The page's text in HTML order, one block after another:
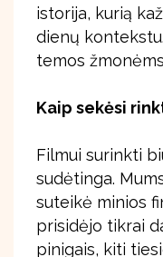
istorija, kurią
dienų
temos
Kaip sekėsi
Filmui surinkti
sudėtinga.
suteikė minios
prisidėjo tikrai
pinigais, kiti